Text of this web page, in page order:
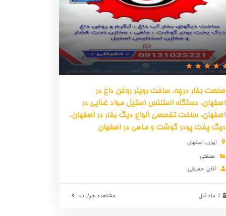
صنعت بخار درچه، ساخت بویلر روغن داغ در
اصفهان، دستگاه استنلس استیل مواد غذایی در
اصفهان، ساخت تخصصی انواع دیگ بخار در اصفهان،
دیگ پخت پودر گوشت و ماهی در اصفهان
ایران, اصفهان
صنعتی
آقای حفیظی
مشاهده جزئیات 7 ماه قبل